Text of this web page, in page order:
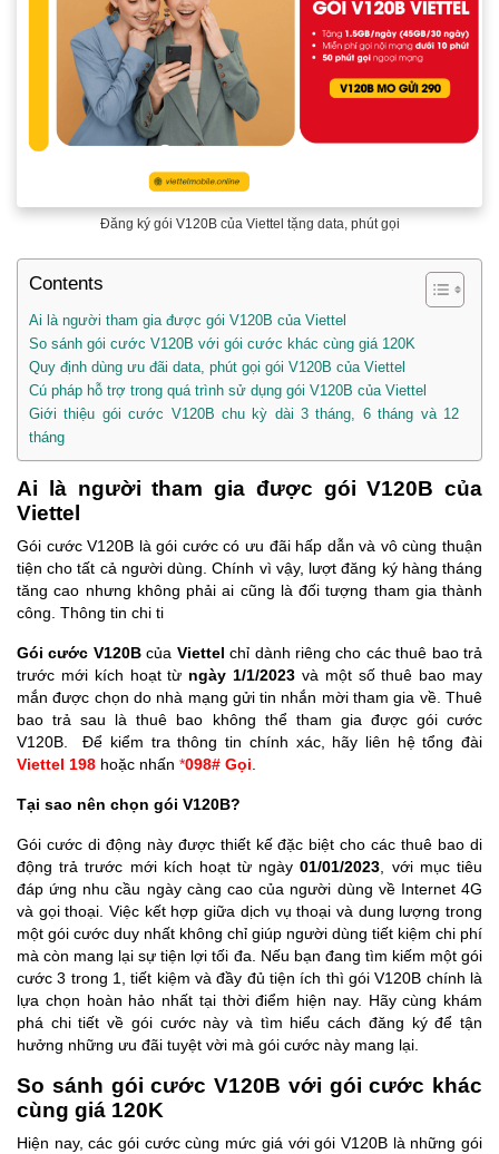
Đăng ký gói V120B của Viettel tặng data, phút gọi
Contents
Ai là người tham gia được gói V120B của Viettel
So sánh gói cước V120B với gói cước khác cùng giá 120K
Quy định dùng ưu đãi data, phút gọi gói V120B của Viettel
Cú pháp hỗ trợ trong quá trình sử dụng gói V120B của Viettel
Giới thiệu gói cước V120B chu kỳ dài 3 tháng, 6 tháng và 12
tháng
Ai là người tham gia được gói V120B của
Viettel
Gói cước V120B là gói cước có ưu đãi hấp dẫn và vô cùng thuận
tiện cho tất cả người dùng. Chính vì vậy, lượt đăng ký hàng tháng
tăng cao nhưng không phải ai cũng là đối tượng tham gia thành
công. Thông tin chi ti
Gói cước V120Bcủa Viettel chỉ dành riêng cho các thuê bao trả
trước mới kích hoạt từ ngày 1/1/2023 và một số thuê bao may
mắn được chọn do nhà mạng gửi tin nhắn mời tham gia về. Thuê
bao trả sau là thuê bao không thể tham gia được gói cước
V120B. Để kiểm tra thông tin chính xác, hãy liên hệ tổng đài
Viettel 198 hoặc nhấn *098# Gọi.
Tại sao nên chọn gói V120B?
Gói cước di động này được thiết kế đặc biệt cho các thuê bao di
động trả trước mới kích hoạt từ ngày01/01/2023, với mục tiêu
đáp ứng nhu cầu ngày càng cao của người dùng về Internet 4G
và gọi thoại. Việc kết hợp giữa dịch vụ thoại và dung lượng trong
một gói cước duy nhất không chỉ giúp người dùng tiết kiệm chi phí
mà còn mang lại sự tiện lợi tối đa. Nếu bạn đang tìm kiếm một gói
cước 3 trong 1, tiết kiệm và đầy đủ tiện ích thì gói V120B chính là
lựa chọn hoàn hảo nhất tại thời điểm hiện nay. Hãy cùng khám
phá chi tiết về gói cước này và tìm hiểu cách đăng ký để tận
hưởng những ưu đãi tuyệt vời mà gói cước này mang lại.
So sánh gói cước V120B với gói cước khác
cùng giá 120K
Hiện nay, các gói cước cùng mức giá với gói V120B là những gói